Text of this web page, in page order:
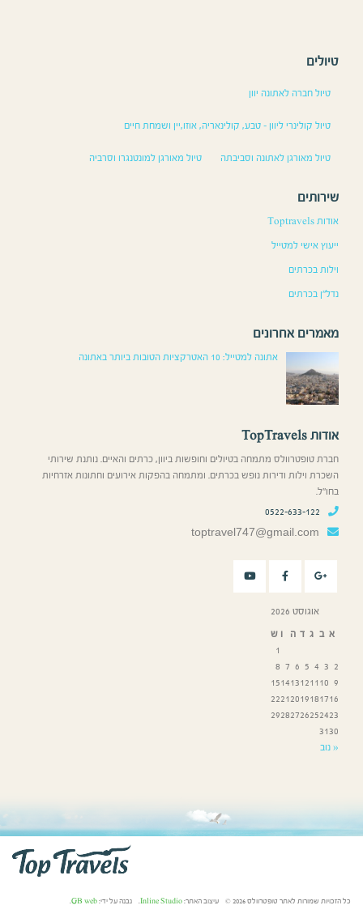
טיולים
טיול חברה לאתונה יוון
טיול קולינרי ליוון – טבע, קולינאריה, אוזו,יין ושמחת חיים
טיול מאורגן לאתונה וסביבתה טיול מאורגן למונטנגרו וסרביה
שירותים
אודות Toptravels
ייעוץ אישי למטייל
וילות בכרתים
נדל”ן בכרתים
מאמרים אחרונים
אתונה למטייל: 10 האטרקציות הטובות ביותר באתונה
אודות TopTravels
חברת טופטרוולס מתמחה בטיולים וחופשות ביוון, כרתים והאיים. נותנת שירותי
השכרת וילות ודירות נופש בכרתים. ומתמחה בהפקות אירועים וחתונות אזרחיות
בחו”ל.
0522-633-122
toptravel747@gmail.com
אוגוסט 2026
א ב ג ד ה ו ש
1
2
3
4
5
6
7
8
9
10
11
12
13
14
15
16
17
18
19
20
21
22
23
24
25
26
27
28
29
30
31
« נוב
כל הזכויות שמורות לאתר טופטרוולס 2026 © עיצוב האתר: Inline Studio. נבנה על ידי: GB web
.